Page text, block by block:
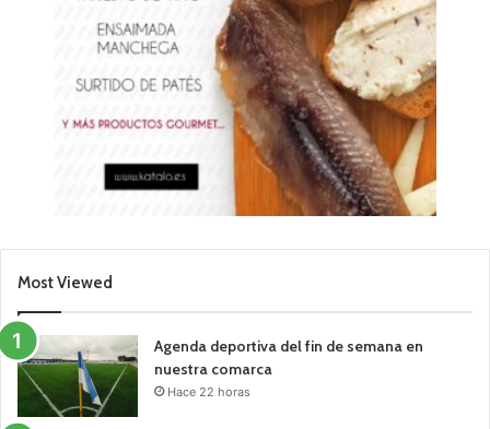
Most Viewed
Agenda deportiva del fin de semana en
nuestra comarca
Hace 22 horas